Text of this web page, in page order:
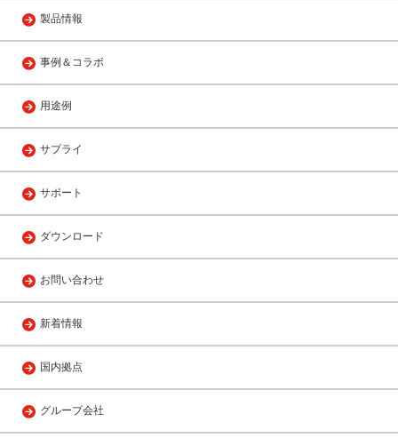
製品情報
事例＆コラボ
用途例
サプライ
サポート
ダウンロード
お問い合わせ
新着情報
国内拠点
グループ会社